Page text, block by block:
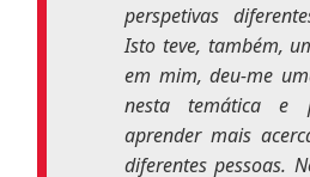
perspetivas
Isto teve, também,
em mim, deu-me
nesta temática e
aprender mais
diferentes pessoas.